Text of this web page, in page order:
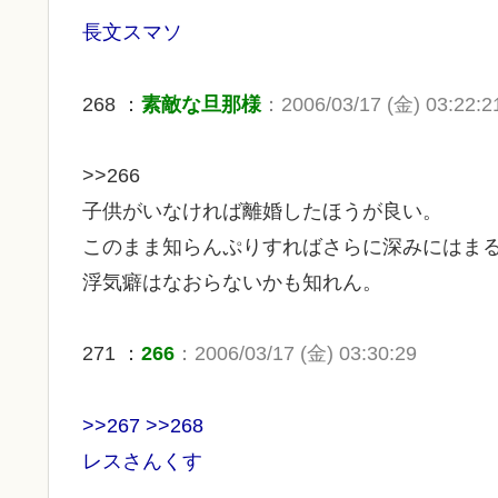
長文スマソ
268 ： 素敵な旦那様 ：2006/03/17 (金)
>>266
子供がいなければ離婚したほうが良い。
このまま知らんぷりすればさらに深みにはまる
浮気癖はなおらないかも知れん。
271 ： 266 ：2006/03/17 (金) 03:30:29
>>267 >>268
レスさんくす